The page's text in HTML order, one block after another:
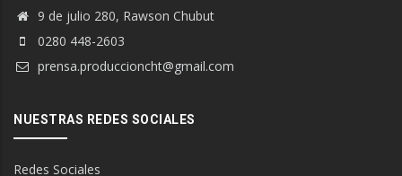
9 de julio 280, Rawson Chubut
0280 448-2603
prensa.produccioncht@gmail.com
NUESTRAS REDES SOCIALES
Redes Sociales